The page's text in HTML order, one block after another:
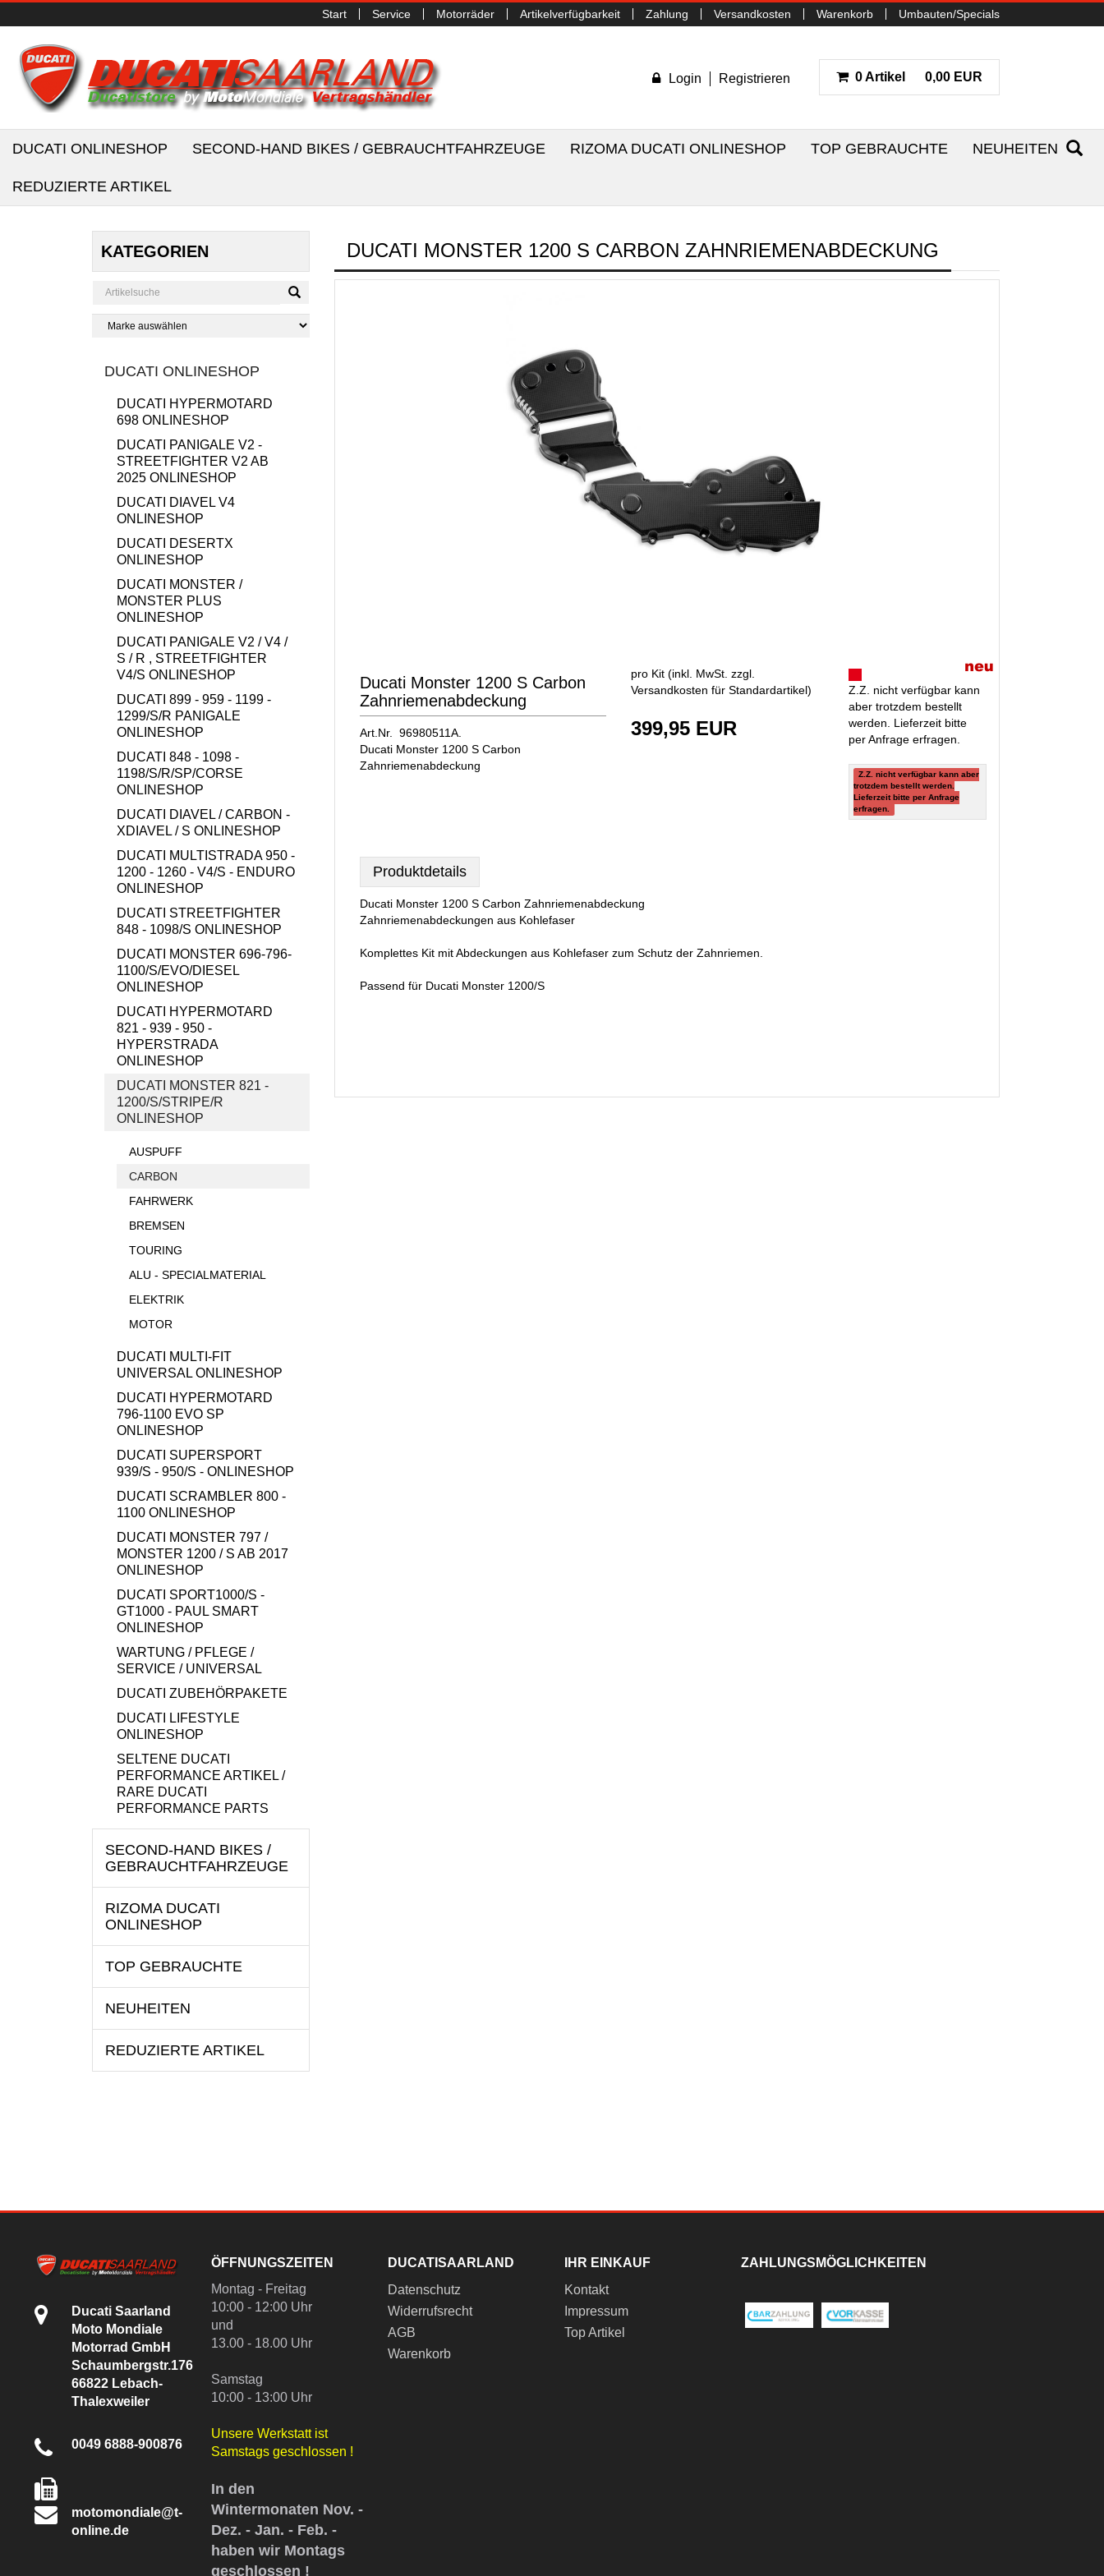
Start Service Motorräder Artikelverfügbarkeit Zahlung Versandkosten Warenkorb Umbauten/Specials
Login Registrieren 0 Artikel 0,00 EUR
DUCATI ONLINESHOP SECOND-HAND BIKES / GEBRAUCHTFAHRZEUGE RIZOMA DUCATI ONLINESHOP TOP GEBRAUCHTE NEUHEITEN
REDUZIERTE ARTIKEL
KATEGORIEN
DUCATI ONLINESHOP
DUCATI HYPERMOTARD
698 ONLINESHOP
DUCATI PANIGALE V2 -
STREETFIGHTER V2 AB
2025 ONLINESHOP
DUCATI DIAVEL V4
ONLINESHOP
DUCATI DESERTX
ONLINESHOP
DUCATI MONSTER /
MONSTER PLUS
ONLINESHOP
DUCATI PANIGALE V2 / V4 /
S / R , STREETFIGHTER
V4/S ONLINESHOP
DUCATI 899 - 959 - 1199 -
1299/S/R PANIGALE
ONLINESHOP
DUCATI 848 - 1098 -
1198/S/R/SP/CORSE
ONLINESHOP
DUCATI DIAVEL / CARBON -
XDIAVEL / S ONLINESHOP
DUCATI MULTISTRADA 950 -
1200 - 1260 - V4/S - ENDURO
ONLINESHOP
DUCATI STREETFIGHTER
848 - 1098/S ONLINESHOP
DUCATI MONSTER 696-796-
1100/S/EVO/DIESEL
ONLINESHOP
DUCATI HYPERMOTARD
821 - 939 - 950 -
HYPERSTRADA
ONLINESHOP
DUCATI MONSTER 821 -
1200/S/STRIPE/R
ONLINESHOP
AUSPUFF
CARBON
FAHRWERK
BREMSEN
TOURING
ALU - SPECIALMATERIAL
ELEKTRIK
MOTOR
DUCATI MULTI-FIT
UNIVERSAL ONLINESHOP
DUCATI HYPERMOTARD
796-1100 EVO SP
ONLINESHOP
DUCATI SUPERSPORT
939/S - 950/S - ONLINESHOP
DUCATI SCRAMBLER 800 -
1100 ONLINESHOP
DUCATI MONSTER 797 /
MONSTER 1200 / S AB 2017
ONLINESHOP
DUCATI SPORT1000/S -
GT1000 - PAUL SMART
ONLINESHOP
WARTUNG / PFLEGE /
SERVICE / UNIVERSAL
DUCATI ZUBEHÖRPAKETE
DUCATI LIFESTYLE
ONLINESHOP
SELTENE DUCATI
PERFORMANCE ARTIKEL /
RARE DUCATI
PERFORMANCE PARTS
SECOND-HAND BIKES /
GEBRAUCHTFAHRZEUGE
RIZOMA DUCATI
ONLINESHOP
TOP GEBRAUCHTE
NEUHEITEN
REDUZIERTE ARTIKEL
DUCATI MONSTER 1200 S CARBON ZAHNRIEMENABDECKUNG
Ducati Monster 1200 S Carbon
Zahnriemenabdeckung
Art.Nr. 96980511A.
Ducati Monster 1200 S Carbon
Zahnriemenabdeckung
pro Kit (inkl. MwSt. zzgl.
Versandkosten für Standardartikel)
399,95 EUR
Z.Z. nicht verfügbar kann
aber trotzdem bestellt
werden. Lieferzeit bitte
per Anfrage erfragen.
Z.Z. nicht verfügbar kann aber
trotzdem bestellt werden.
Lieferzeit bitte per Anfrage
erfragen.
Produktdetails
Ducati Monster 1200 S Carbon Zahnriemenabdeckung
Zahnriemenabdeckungen aus Kohlefaser
Komplettes Kit mit Abdeckungen aus Kohlefaser zum Schutz der Zahnriemen.
Passend für Ducati Monster 1200/S
Ducati Saarland
Moto Mondiale
Motorrad GmbH
Schaumbergstr.176
66822 Lebach-
Thalexweiler
0049 6888-900876
motomondiale@t-
online.de
ÖFFNUNGSZEITEN
Montag - Freitag
10:00 - 12:00 Uhr
und
13.00 - 18.00 Uhr
Samstag
10:00 - 13:00 Uhr
Unsere Werkstatt ist
Samstags geschlossen !
In den
Wintermonaten Nov. -
Dez. - Jan. - Feb. -
haben wir Montags
geschlossen !
DUCATISAARLAND
Datenschutz
Widerrufsrecht
AGB
Warenkorb
IHR EINKAUF
Kontakt
Impressum
Top Artikel
ZAHLUNGSMÖGLICHKEITEN